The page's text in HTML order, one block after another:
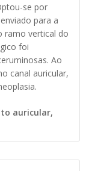
se por
para a
ramo vertical do
foi
Ao
canal auricular,
auricular,